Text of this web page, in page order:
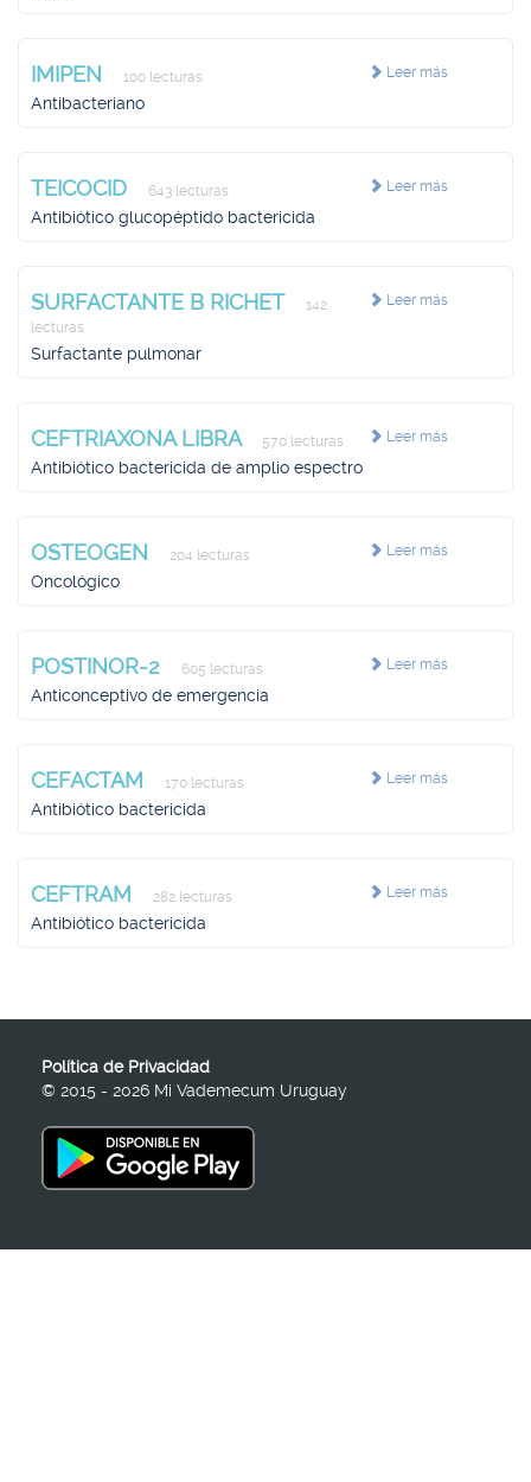
Leer más
IMIPEN 100 lecturas
Antibacteriano
Leer más
TEICOCID 643 lecturas
Antibiótico glucopéptido bactericida
Leer más
SURFACTANTE B RICHET
142
lecturas
Surfactante pulmonar
Leer más
CEFTRIAXONA LIBRA 570 lecturas
Antibiótico bactericida de amplio espectro
Leer más
OSTEOGEN 204 lecturas
Oncológico
Leer más
POSTINOR-2 605 lecturas
Anticonceptivo de emergencia
Leer más
CEFACTAM 170 lecturas
Antibiótico bactericida
Leer más
CEFTRAM 282 lecturas
Antibiótico bactericida
Política de Privacidad
© 2015 - 2026 Mi Vademecum Uruguay